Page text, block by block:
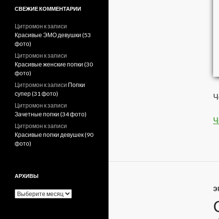
СВЕЖИЕ КОММЕНТАРИИ
Цитромон к записи
Красивые ЭМО девушки (53
фото)
Цитромон к записи
Красивые женские попки (30
фото)
Цитромон к записи Попки
супер (31 фото)
Цитромон к записи
Зачетные попки (34 фото)
Цитромон к записи
Красивые попки девушек (90
фото)
АРХИВЫ
А